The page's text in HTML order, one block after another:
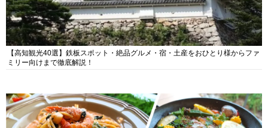
【高知観光40選】鉄板スポット・絶品グルメ・宿・土産をおひとり様からファ
ミリー向けまで徹底解説！